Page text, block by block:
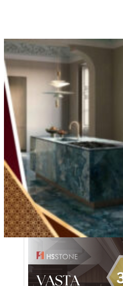
From Surfaces to Spaces
Tìm kiếm:
Giới thiệu